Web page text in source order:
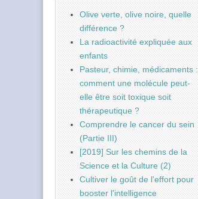
Olive verte, olive noire, quelle
différence ?
La radioactivité expliquée aux
enfants
Pasteur, chimie, médicaments :
comment une molécule peut-
elle être soit toxique soit
thérapeutique ?
Comprendre le cancer du sein
(Partie III)
[2019] Sur les chemins de la
Science et la Culture (2)
Cultiver le goût de l'effort pour
booster l'intelligence